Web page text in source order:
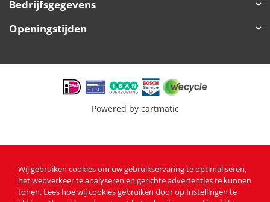
Bedrijfsgegevens
Openingstijden
Powered by cartmatic
Wij gebruiken cookies om uw gebruikservaring te optimaliseren,
het webverkeer te analyseren en gerichte advertenties te kunnen
tonen. Lees hoe wij cookies gebruiken door op Instellingen te